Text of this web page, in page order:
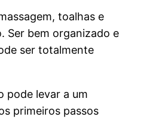
toalhas e
Ser bem organizado e
ser totalmente
pode levar a um
primeiros passos